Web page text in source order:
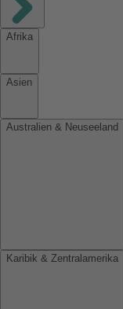
Afrika
Asien
Australien & Neuseeland
Karibik & Zentralamerika